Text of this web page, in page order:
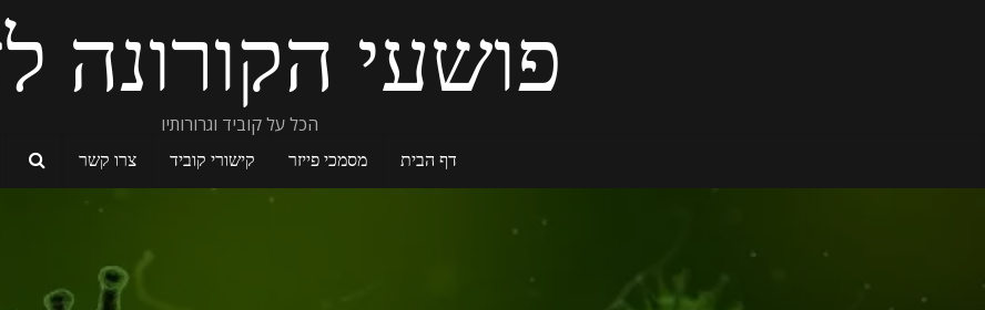
פושעי הקורונה
הכל על קוביד וגרורותיו
דף הבית מסמכי פייזר קישורי קוביד צרו קשר